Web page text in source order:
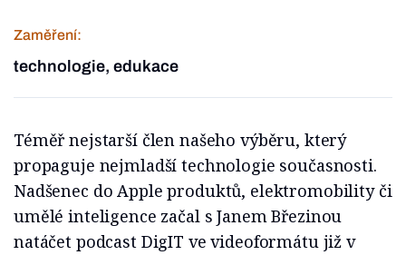
Zaměření:
technologie, edukace
Téměř nejstarší člen našeho výběru, který
propaguje nejmladší technologie současnosti.
Nadšenec do Apple produktů, elektromobility či
umělé inteligence začal s Janem Březinou
natáčet podcast DigIT ve videoformátu již v